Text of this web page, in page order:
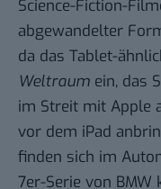
Science-Fiction-
abgewandelter
da das Tablet-
Weltraum ein, das
im Streit mit Apple
vor dem iPad
finden sich im
7er-Serie von